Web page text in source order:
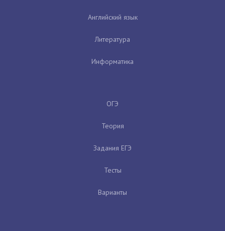
Английский язык
Литература
Информатика
ОГЭ
Теория
Задания ЕГЭ
Тесты
Варианты